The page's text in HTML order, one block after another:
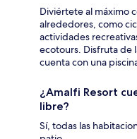
Diviértete al máximo
alrededores, como
actividades
ecotours. Disfruta de
cuenta con una
¿Amalfi Resort
libre?
Sí, todas las